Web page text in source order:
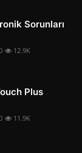
Sorunları
12.9K
Plus
11.9K